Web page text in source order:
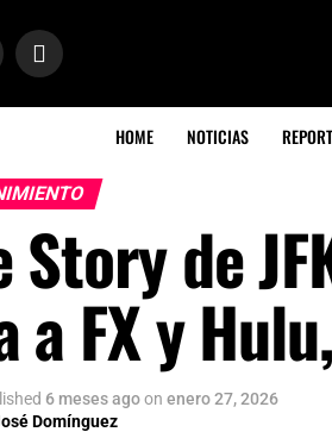
HOME NOTICIAS
Story de
a FX y
6 meses agoon enero 27, 2026
Domínguez